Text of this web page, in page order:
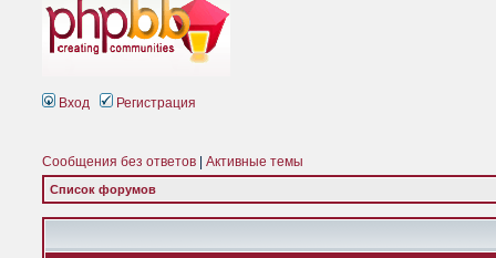
Вход Регистрация
Сообщения без ответов Активные темы
Список форумов